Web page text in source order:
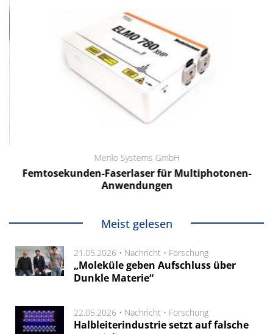
Menlo Systems GmbH
Femtosekunden-Faserlaser für Multiphotonen-
Anwendungen
Meist gelesen
21.05.2026 • Nachricht • Forschung
„Moleküle geben Aufschluss über
Dunkle Materie“
22.05.2026 • Nachricht • Forschung
Halbleiterindustrie setzt auf falsche